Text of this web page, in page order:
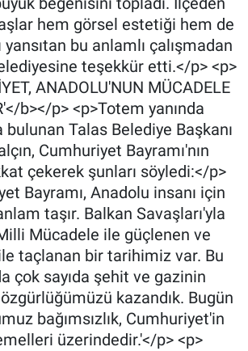
hem görsel estetiği hem de
bu anlamlı çalışmadan
teşekkür etti.</p> <p>
ANADOLU'NUN MÜCADELE
b></p> <p>Totem yanında
bulunan Talas Belediye Başkanı
Cumhuriyet Bayramı'nın
çekerek şunları söyledi:</p>
Bayramı, Anadolu insanı için
taşır. Balkan Savaşları'yla
Mücadele ile güçlenen ve
taçlanan bir tarihimiz var. Bu
çok sayıda şehit ve gazinin
kazandık. Bugün
bağımsızlık, Cumhuriyet'in
üzerindedir.'</p> <p>